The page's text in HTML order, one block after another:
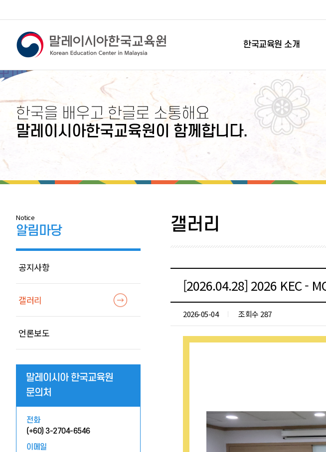
한국교육원 소개
한국을 배우고 한글로 소통해요
말레이시아한국교육원이 함께합니다.
Notice
알림마당
공지사항
갤러리
언론보도
말레이시아 한국교육원
문의처
전화
(+60) 3-2704-6546
이메일
갤러리
[2026.04.28] 2026 KEC -
2026-05-04 조회수 287